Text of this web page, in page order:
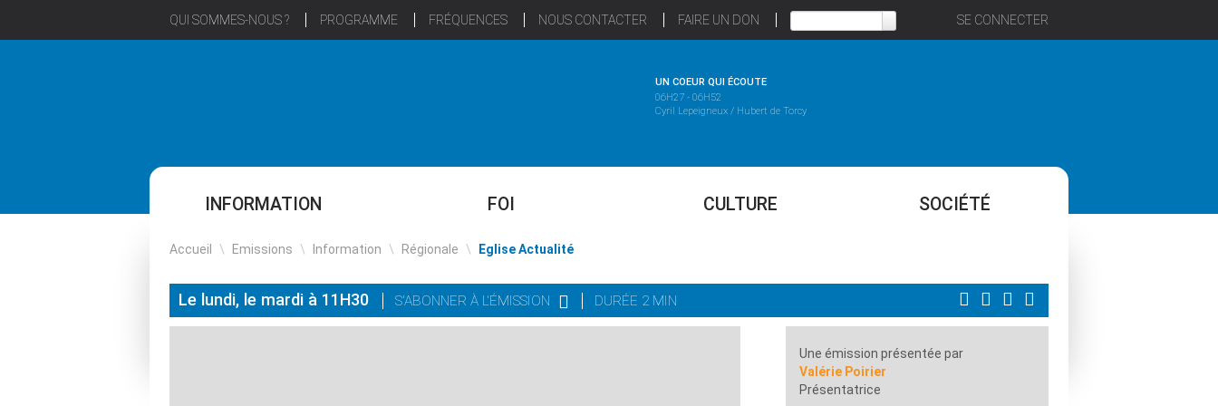
QUI SOMMES-NOUS ? PROGRAMME FRÉQUENCES NOUS CONTACTER FAIRE UN DON SE CONNECTER
UN COEUR QUI ÉCOUTE
06H27 - 06H52
Cyril Lepeigneux / Hubert de Torcy
INFORMATION FOI CULTURE SOCIÉTÉ
Accueil \ Emissions \ Information \ Régionale \ Eglise Actualité
Le lundi, le mardi à 11H30 S'ABONNER À L'ÉMISSION DURÉE 2 MIN
Une émission présentée par
Valérie Poirier
Présentatrice